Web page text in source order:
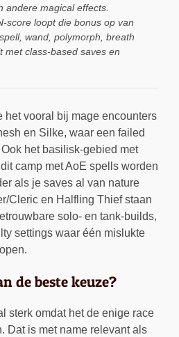
andere magical effects.
score loopt die bonus op van
wand, polymorph, breath
met class-based saves en
het vooral bij mage encounters
en Silke, waar een failed
het basilisk-gebied met
camp met AoE spells worden
als je saves al van nature
Cleric en Halfling Thief staan
solo- en tank-builds,
settings waar één mislukte
de beste keuze?
sterk omdat het de enige race
Dat is met name relevant als